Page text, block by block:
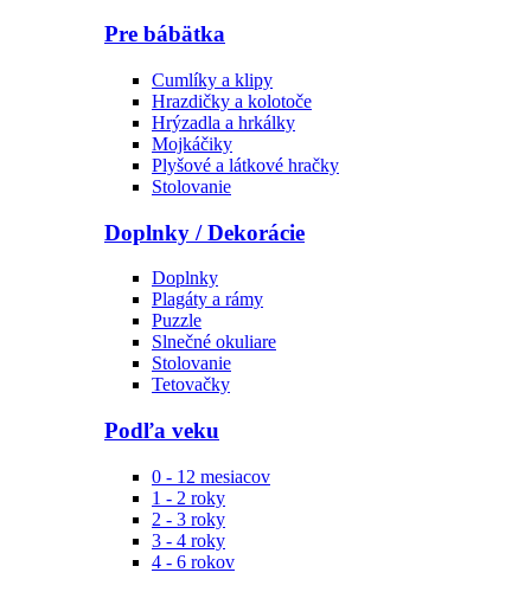
Pre bábätka
Cumlíky a klipy
Hrazdičky a kolotoče
Hrýzadla a hrkálky
Mojkáčiky
Plyšové a látkové hračky
Stolovanie
Doplnky / Dekorácie
Doplnky
Plagáty a rámy
Puzzle
Slnečné okuliare
Stolovanie
Tetovačky
Podľa veku
0 - 12 mesiacov
1 - 2 roky
2 - 3 roky
3 - 4 roky
4 - 6 rokov